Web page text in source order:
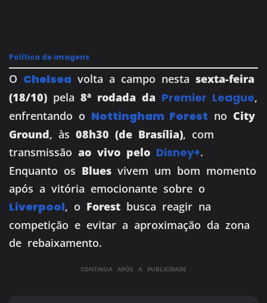
Política de imagens
O Chelsea volta a campo nesta sexta-feira
(18/10) pela 8ª rodada da Premier League,
enfrentando o Nottingham Forest no City
Ground, às 08h30 (de Brasília), com
transmissão ao vivo pelo Disney+.
Enquanto os Blues vivem um bom momento
após a vitória emocionante sobre o
Liverpool, o Forest busca reagir na
competição e evitar a aproximação da zona
de rebaixamento.
CONTINUA APÓS A PUBLICIDADE